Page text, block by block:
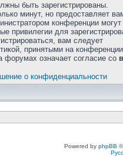
быть зарегистрированы.
минут, но предоставляет
конференции
привилегии для
вам следует
принятыми на
форумах означает согласие со
о конфиденциальности
Powered by phpBB